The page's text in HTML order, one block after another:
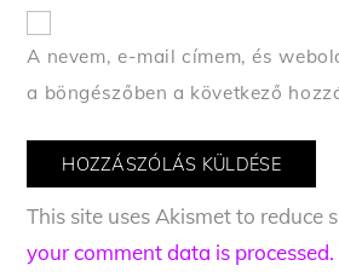
A nevem, e-mail címem, és
a böngészőben a következő
This site uses Akismet to reduce
your comment data is processed.